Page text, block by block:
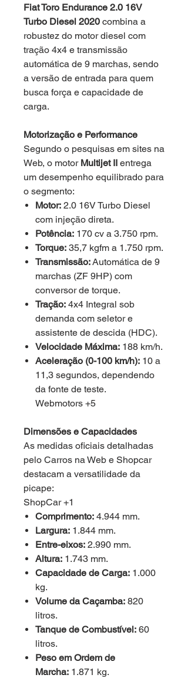
Fiat Toro Endurance 2.0 16V
Turbo Diesel 2020 combina a
robustez do motor diesel com
tração 4x4 e transmissão
automática de 9 marchas, sendo
a versão de entrada para quem
busca força e capacidade de
carga.
Motorização e Performance
Segundo o pesquisas em sites na
Web, o motor Multijet II entrega
um desempenho equilibrado para
o segmento:
Motor: 2.0 16V Turbo Diesel
com injeção direta.
Potência: 170 cv a 3.750 rpm.
Torque: 35,7 kgfm a 1.750 rpm.
Transmissão:Automática de 9
marchas (ZF 9HP) com
conversor de torque.
Tração: 4x4 Integral sob
demanda com seletor e
assistente de descida (HDC).
Velocidade Máxima: 188 km/h.
Aceleração (0-100 km/h): 10 a
11,3 segundos, dependendo
da fonte de teste.
Webmotors +5
Dimensões e Capacidades
As medidas oficiais detalhadas
pelo Carros na Web e Shopcar
destacam a versatilidade da
picape:
ShopCar +1
Comprimento: 4.944 mm.
Largura: 1.844 mm.
Entre-eixos: 2.990 mm.
Altura: 1.743 mm.
Capacidade de Carga: 1.000
kg.
Volume da Caçamba: 820
litros.
Tanque de Combustível: 60
litros.
Peso em Ordem de
Marcha: 1.871 kg.